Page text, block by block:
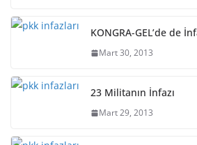
KONGRA-GEL’de de
Mart 30, 2013
23 Militanın İnfazı
Mart 29, 2013